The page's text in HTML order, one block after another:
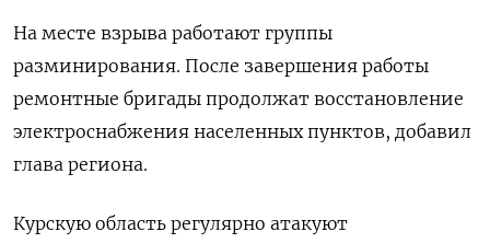
На месте взрыва работают группы
разминирования. После завершения работы
ремонтные бригады продолжат восстановление
электроснабжения населенных пунктов, добавил
глава региона.
Курскую область регулярно атакуют